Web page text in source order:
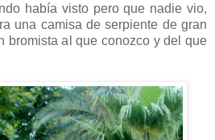
había visto pero que nadie vio,
una camisa de serpiente de gran
bromista al que conozco y del que